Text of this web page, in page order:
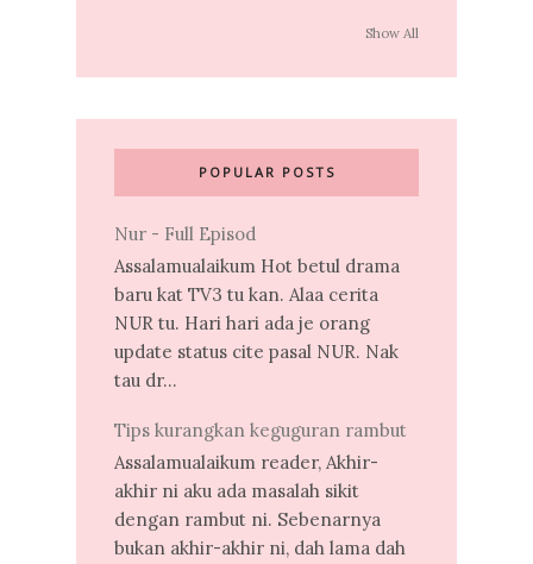
Show All
POPULAR POSTS
Nur - Full Episod
Assalamualaikum Hot betul drama
baru kat TV3 tu kan. Alaa cerita
NUR tu. Hari hari ada je orang
update status cite pasal NUR. Nak
tau dr...
Tips kurangkan keguguran rambut
Assalamualaikum reader, Akhir-
akhir ni aku ada masalah sikit
dengan rambut ni. Sebenarnya
bukan akhir-akhir ni, dah lama dah